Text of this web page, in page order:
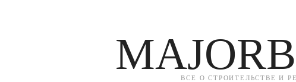
ВСЕ О СТРОИТЕЛЬСТВЕ И